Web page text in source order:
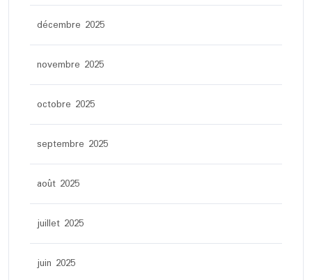
décembre 2025
novembre 2025
octobre 2025
septembre 2025
août 2025
juillet 2025
juin 2025